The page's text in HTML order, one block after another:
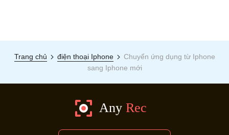
Trang chủ điện thoại Iphone
Chuyển ứng dụng từ Iphone
sang Iphone mới